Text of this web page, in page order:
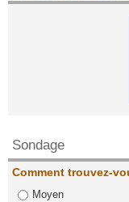
Sondage
Comment trouvez-
Moyen